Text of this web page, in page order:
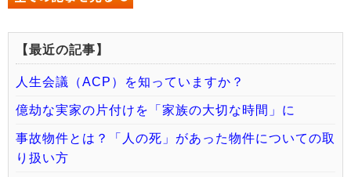
【最近の記事】
人生会議（ACP）を知っていますか？
億劫な実家の片付けを「家族の大切な時間」に
事故物件とは？「人の死」があった物件についての取
り扱い方